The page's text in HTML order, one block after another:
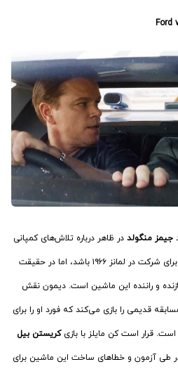
جیمز منگولد در ظاهر درباره تلاش‌های کمپانی
فورد برای ساخت ماشین مسابقه‌ای برای شرکت در لمانز ۱۹۶۶ باشد، اما در حقیقت
و راننده این ماشین است. دیمون نقش
قدیمی را بازی می‌کند که فورد او را برای
قرار است کن مایلز با بازیکریستن بیل
در طی آزمون و خطاهای ساخت این ماشین برای